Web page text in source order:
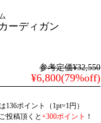
ーディガン
参考定価¥32,550
¥6,800(79%off)
ポイント（1pt=1円）
投稿頂くと+300ポイント ！